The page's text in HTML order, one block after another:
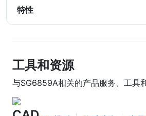
特性
工具和资源
与SG6859A相关的产品服务、工具